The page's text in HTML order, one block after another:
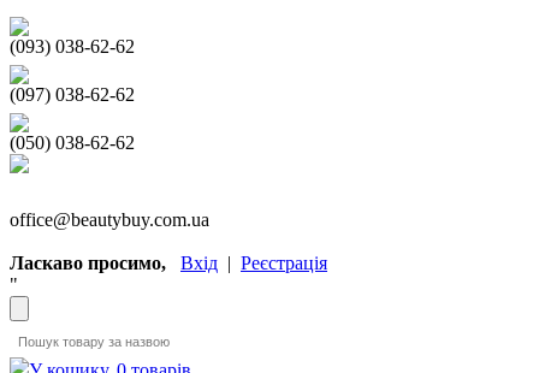
(093) 038-62-62
(097) 038-62-62
(050) 038-62-62
office@beautybuy.com.ua
Ласкаво просимо, Вхід | Реєстрація
"